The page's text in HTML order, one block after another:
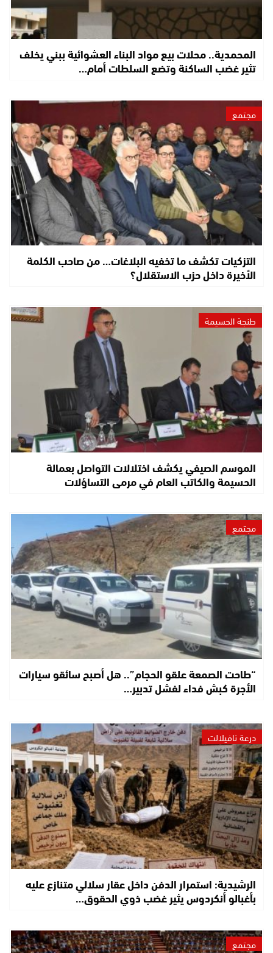
المحمدية.. محلات بيع مواد البناء العشوائية ببني يخلف
تثير غضب الساكنة وتضع السلطات أمام…
مجتمع
التزكيات تكشف ما تخفيه البلاغات… من صاحب الكلمة
الأخيرة داخل حزب الاستقلال؟
طنجة الحسيمة
الموسم الصيفي يكشف اختلالات التواصل بعمالة
الحسيمة والكاتب العام في مرمى التساؤلات
مجتمع
“طاحت الصمعة علقو الحجام”.. هل أصبح سائقو سيارات
الأجرة كبش فداء لفشل تدبير…
درعة تافيلالت
الرشيدية: استمرار الدفن داخل عقار سلالي متنازع عليه
بأغبالو أنكردوس يثير غضب ذوي الحقوق…
مجتمع